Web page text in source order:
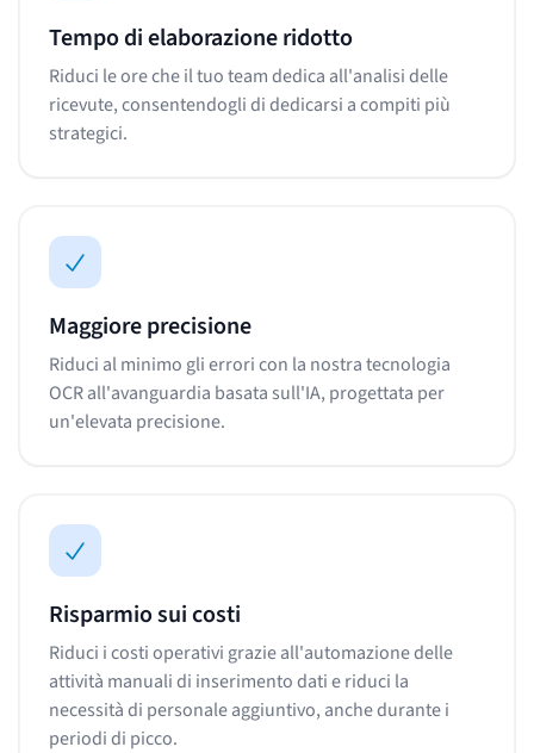
Tempo di elaborazione ridotto
Riduci le ore che il tuo team dedica all'analisi delle
ricevute, consentendogli di dedicarsi a compiti più
strategici.
Maggiore precisione
Riduci al minimo gli errori con la nostra tecnologia
OCR all'avanguardia basata sull'IA, progettata per
un'elevata precisione.
Risparmio sui costi
Riduci i costi operativi grazie all'automazione delle
attività manuali di inserimento dati e riduci la
necessità di personale aggiuntivo, anche durante i
periodi di picco.